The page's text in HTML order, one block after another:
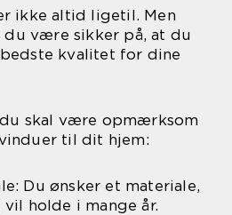
ikke altid ligetil. Men
du være sikker på, at du
kvalitet for dine
skal være opmærksom
til dit hjem:
Du ønsker et materiale,
holde i mange år.